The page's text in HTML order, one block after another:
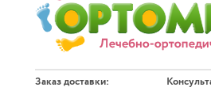
Заказ доставки: